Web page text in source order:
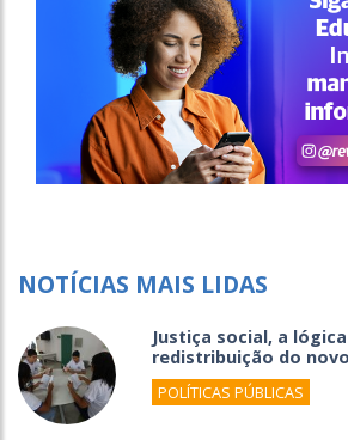
NOTÍCIAS MAIS LIDAS
Justiça social, a
redistribuição do
POLÍTICAS PÚBLICAS